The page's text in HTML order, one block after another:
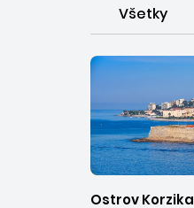
Všetky
Ostrov Korzika